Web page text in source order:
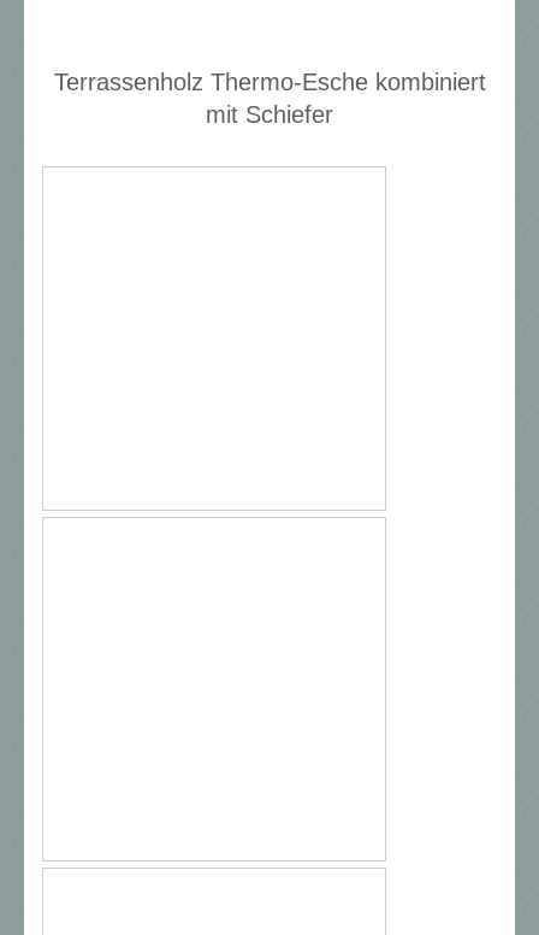
Terrassenholz Thermo-Esche kombiniert
mit Schiefer